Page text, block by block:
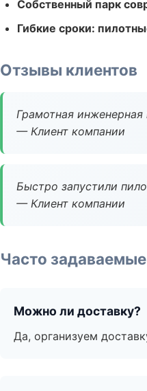
Собственный парк
Гибкие сроки:
Отзывы клиентов
Грамотная
— Клиент компании
Быстро запустили
— Клиент компании
Часто
Можно ли доставку?
Да, организуем